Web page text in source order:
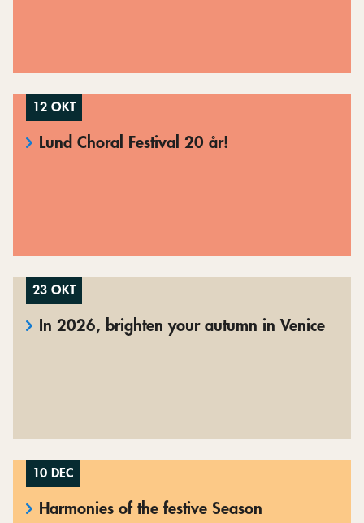
12 OKT
Lund Choral Festival 20 år!
23 OKT
In 2026, brighten your autumn in Venice
10 DEC
Harmonies of the festive Season